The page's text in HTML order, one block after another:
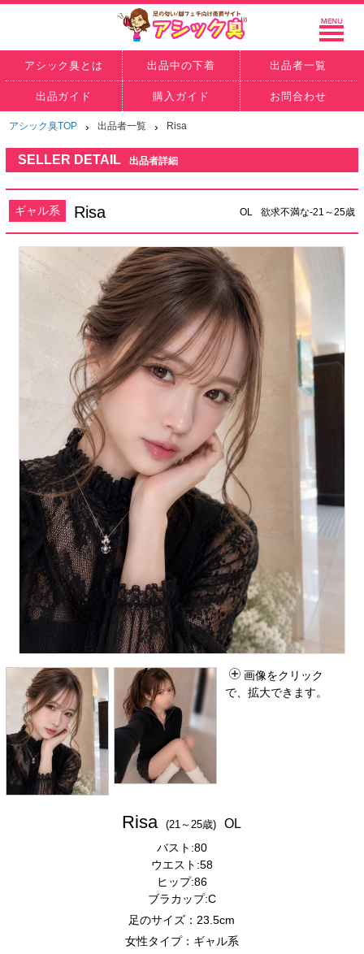
アシック臭とは 出品中の下着 出品者一覧
出品ガイド 購入ガイド お問合わせ
アシック臭TOP › 出品者一覧 › Risa
SELLER DETAIL 出品者詳細
ギャル系 Risa 欲求不満な-21～25歳
OL
画像をクリック
で、拡大できます。
Risa (21～25歳) OL
バスト:80
ウエスト:58
ヒップ:86
ブラカップ:C
足のサイズ：23.5cm
女性タイプ：ギャル系